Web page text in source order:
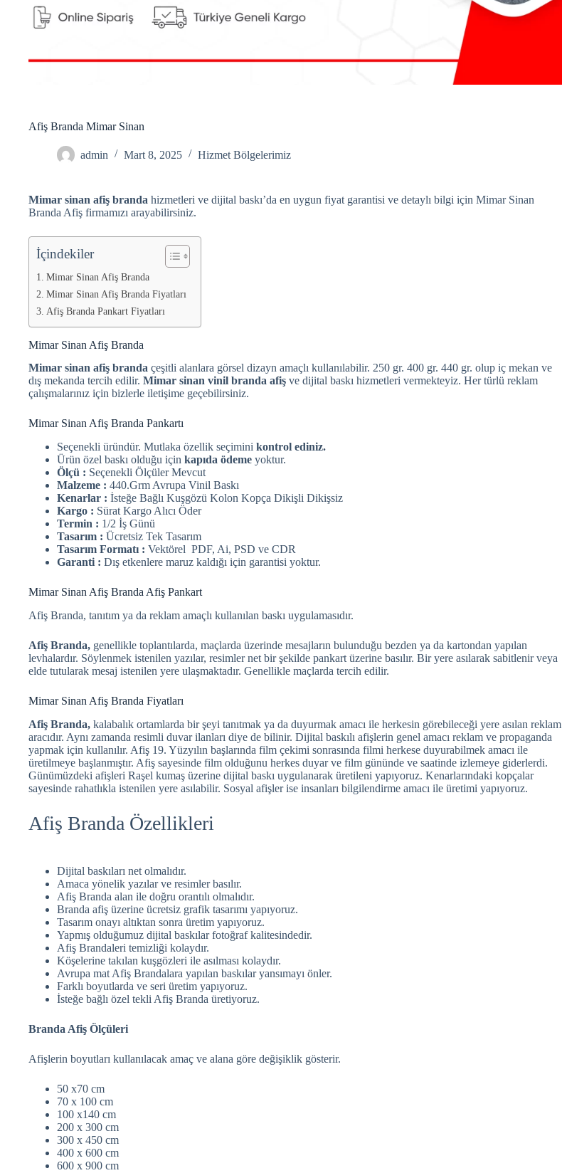
Afiş Branda Mimar Sinan
admin Mart 8, 2025 Hizmet Bölgelerimiz
Mimar sinan afiş branda hizmetleri ve dijital baskı’da en uygun fiyat garantisi ve detaylı bilgi için Mimar Sinan
Branda Afiş firmamızı arayabilirsiniz.
İçindekiler
Mimar Sinan Afiş Branda
Mimar Sinan Afiş Branda Fiyatları
Afiş Branda Pankart Fiyatları
Mimar Sinan Afiş Branda
Mimar sinan afiş branda çeşitli alanlara görsel dizayn amaçlı kullanılabilir. 250 gr. 400 gr. 440 gr. olup iç mekan ve
dış mekanda tercih edilir. Mimar sinan vinil branda afiş ve dijital baskı hizmetleri vermekteyiz. Her türlü reklam
çalışmalarınız için bizlerle iletişime geçebilirsiniz.
Mimar Sinan Afiş Branda Pankartı
Seçenekli üründür. Mutlaka özellik seçimini kontrol ediniz.
Ürün özel baskı olduğu için kapıda ödeme yoktur.
Ölçü : Seçenekli Ölçüler Mevcut
Malzeme : 440.Grm Avrupa Vinil Baskı
Kenarlar : İsteğe Bağlı Kuşgözü Kolon Kopça Dikişli Dikişsiz
Kargo : Sürat Kargo Alıcı Öder
Termin : 1/2 İş Günü
Tasarım : Ücretsiz Tek Tasarım
Tasarım Formatı : Vektörel PDF, Ai, PSD ve CDR
Garanti : Dış etkenlere maruz kaldığı için garantisi yoktur.
Mimar Sinan Afiş Branda Afiş Pankart
Afiş Branda, tanıtım ya da reklam amaçlı kullanılan baskı uygulamasıdır.
Afiş Branda, genellikle toplantılarda, maçlarda üzerinde mesajların bulunduğu bezden ya da kartondan yapılan
levhalardır. Söylenmek istenilen yazılar, resimler net bir şekilde pankart üzerine basılır. Bir yere asılarak sabitlenir veya
elde tutularak mesaj istenilen yere ulaşmaktadır. Genellikle maçlarda tercih edilir.
Mimar Sinan Afiş Branda Fiyatları
Afiş Branda, kalabalık ortamlarda bir şeyi tanıtmak ya da duyurmak amacı ile herkesin görebileceği yere asılan reklam
aracıdır. Aynı zamanda resimli duvar ilanları diye de bilinir. Dijital baskılı afişlerin genel amacı reklam ve propaganda
yapmak için kullanılır. Afiş 19. Yüzyılın başlarında film çekimi sonrasında filmi herkese duyurabilmek amacı ile
üretilmeye başlanmıştır. Afiş sayesinde film olduğunu herkes duyar ve film gününde ve saatinde izlemeye giderlerdi.
Günümüzdeki afişleri Raşel kumaş üzerine dijital baskı uygulanarak üretileni yapıyoruz. Kenarlarındaki kopçalar
sayesinde rahatlıkla istenilen yere asılabilir. Sosyal afişler ise insanları bilgilendirme amacı ile üretimi yapıyoruz.
Afiş Branda Özellikleri
Dijital baskıları net olmalıdır.
Amaca yönelik yazılar ve resimler basılır.
Afiş Branda alan ile doğru orantılı olmalıdır.
Branda afiş üzerine ücretsiz grafik tasarımı yapıyoruz.
Tasarım onayı altıktan sonra üretim yapıyoruz.
Yapmış olduğumuz dijital baskılar fotoğraf kalitesindedir.
Afiş Brandaleri temizliği kolaydır.
Köşelerine takılan kuşgözleri ile asılması kolaydır.
Avrupa mat Afiş Brandalara yapılan baskılar yansımayı önler.
Farklı boyutlarda ve seri üretim yapıyoruz.
İsteğe bağlı özel tekli Afiş Branda üretiyoruz.
Branda Afiş Ölçüleri
Afişlerin boyutları kullanılacak amaç ve alana göre değişiklik gösterir.
50 x70 cm
70 x 100 cm
100 x140 cm
200 x 300 cm
300 x 450 cm
400 x 600 cm
600 x 900 cm